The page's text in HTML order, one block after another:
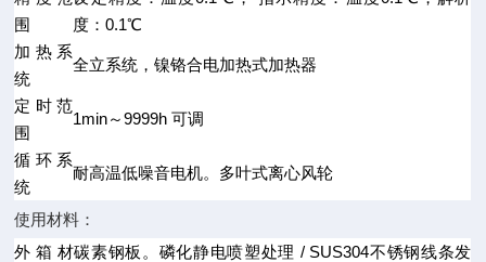
围
度：0.1℃
加热系
统
全立系统，镍铬合电加热式加热器
定时范
围
1min～9999h 可调
循环系
统
耐高温低噪音电机。多叶式离心风轮
使用材料：
外箱材碳素钢板。磷化静电喷塑处理 / SUS304不锈钢线条发